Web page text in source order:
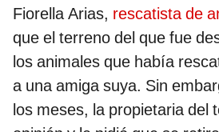
Fiorella Arias, rescatista de
que el terreno del que fue
los animales que había
a una amiga suya. Sin
los meses, la propietaria del